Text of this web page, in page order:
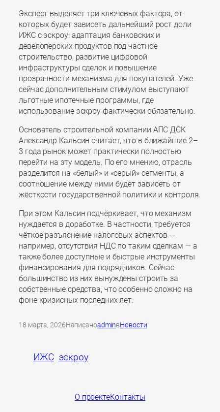
Эксперт выделяет три ключевых фактора, от
которых будет зависеть дальнейший рост доли
ИЖС с эскроу: адаптация банковских и
девелоперских продуктов под частное
строительство, развитие цифровой
инфраструктуры сделок и повышение
прозрачности механизма для покупателей. Уже
сейчас дополнительным стимулом выступают
льготные ипотечные программы, где
использование эскроу фактически обязательно.
Основатель строительной компании АПС ДСК
Александр Кальсин считает, что в ближайшие 2–
3 года рынок может практически полностью
перейти на эту модель. По его мнению, отрасль
разделится на «белый» и «серый» сегменты, а
соотношение между ними будет зависеть от
жёсткости государственной политики и контроля.
При этом Кальсин подчёркивает, что механизм
нуждается в доработке. В частности, требуется
чёткое разъяснение налоговых аспектов —
например, отсутствия НДС по таким сделкам — а
также более доступные и быстрые инструменты
финансирования для подрядчиков. Сейчас
большинство из них вынуждены строить за
собственные средства, что особенно сложно на
фоне кризисных последних лет.
18 марта, 2026НаписаноadminвНовости
ИЖС эскроу
О проектеКонтакты